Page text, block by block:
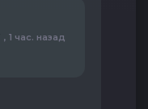
, 1 час. назад